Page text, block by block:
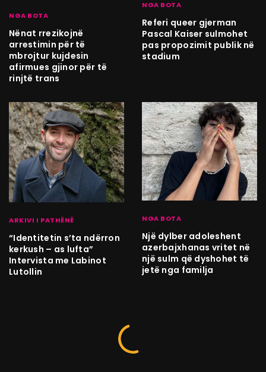
NGA BOTA
Nënat rrezikojnë
arrestimin për të
mbrojtur kujdesin
afirmues gjinor për të
rinjtë trans
NGA BOTA
Referi queer gjerman
Pascal Kaiser sulmohet
pas propozimit publik në
stadium
ARKIVI I PATHËNË
“Identitetin s’ta ndërron
kerkush – as lufta”
Intervista me Labinot
Lutollin
NGA BOTA
Një dylber adoleshent
azerbajxhanas vritet në
një sulm që dyshohet të
jetë nga familja